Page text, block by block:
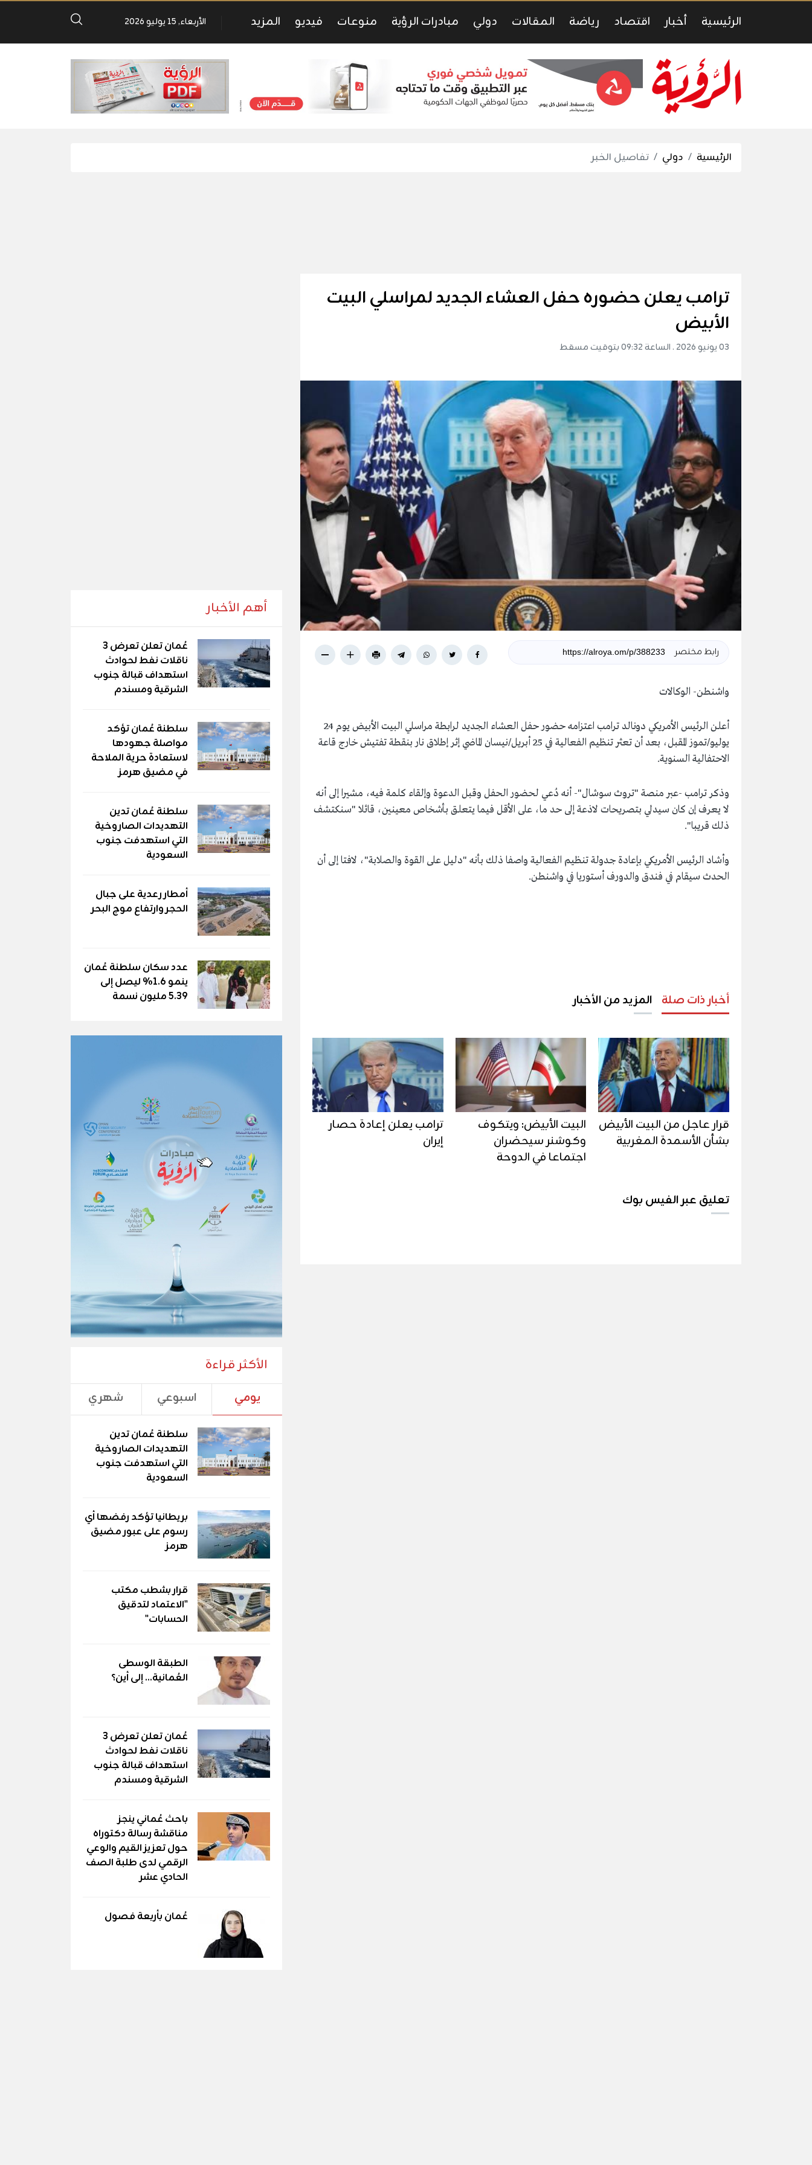
الرئيسية أخبار اقتصاد رياضة المقالات دولي مبادرات الرؤية منوعات فيديو المزيد الأربعاء, 15 يوليو 2026
الرئيسية دولي تفاصيل الخبر
ترامب يعلن حضوره حفل العشاء الجديد لمراسلي البيت
الأبيض
03 يونيو 2026 . الساعة 09:32 بتوقيت مسقط
رابط مختصر
واشنطن- الوكالات
أعلن الرئيس الأمريكي دونالد ترامب اعتزامه حضور حفل العشاء الجديد لرابطة مراسلي البيت ⁠الأبيض يوم 24
يوليو/تموز المقبل، بعد أن تعثر تنظيم الفعالية في 25 أبريل/نيسان الماضي إثر إطلاق نار بنقطة تفتيش خارج قاعة
الاحتفالية السنوية.
وذكر ترامب -عبر منصة "تروث سوشال"- أنه دُعي لحضور الحفل وقبل الدعوة وإلقاء كلمة فيه، مشيرا إلى أنه
لا يعرف إن كان سيدلي بتصريحات لاذعة إلى حد ما، على الأقل فيما يتعلق بأشخاص معينين، قائلا "سنكتشف
⁠ذلك قريبا".
وأشاد الرئيس الأمريكي بإعادة جدولة تنظيم الفعالية واصفا ذلك بأنه "دليل على القوة والصلابة"، لافتا إلى أن
الحدث سيقام في فندق ⁠والدورف أستوريا في واشنطن.
أخبار ذات صلة المزيد من الأخبار
قرار عاجل من البيت الأبيض
بشأن الأسمدة المغربية
البيت الأبيض: ويتكوف
وكوشنر سيحضران
اجتماعا في الدوحة
ترامب يعلن إعادة حصار
إيران
تعليق عبر الفيس بوك
أهم الأخبار
عُمان تعلن تعرض 3
ناقلات نفط لحوادث
استهداف قبالة جنوب
الشرقية ومسندم
سلطنة عُمان تؤكد
مواصلة جهودها
لاستعادة حرية الملاحة
في مضيق هرمز
سلطنة عُمان تدين
التهديدات الصاروخية
التي استهدفت جنوب
السعودية
أمطار رعدية على جبال
الحجر وارتفاع موج البحر
عدد سكان سلطنة عُمان
ينمو 1.6% ليصل إلى
5.39 مليون نسمة
الأكثر قراءة
يومي اسبوعي شهري
سلطنة عُمان تدين
التهديدات الصاروخية
التي استهدفت جنوب
السعودية
بريطانيا تؤكد رفضها أي
رسوم على عبور مضيق
هرمز
قرار بشطب مكتب
"الاعتماد لتدقيق
الحسابات"
الطبقة الوسطى
العُمانية... إلى أين؟
عُمان تعلن تعرض 3
ناقلات نفط لحوادث
استهداف قبالة جنوب
الشرقية ومسندم
باحث عُماني ينجز
مناقشة رسالة دكتوراه
حول تعزيز القيم والوعي
الرقمي لدى طلبة الصف
الحادي عشر
عُمان بأربعة فصول